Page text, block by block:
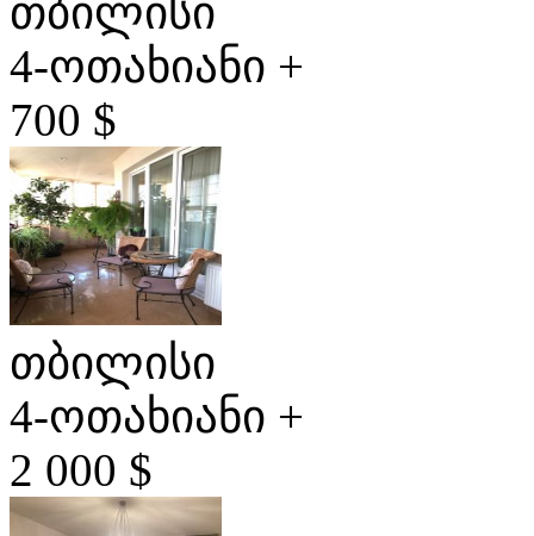
თბილისი
4-ოთახიანი +
700 $
თბილისი
4-ოთახიანი +
2 000 $